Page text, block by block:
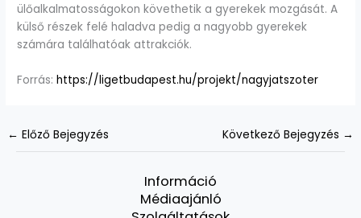
ülőalkalmatosságokon követhetik a gyerekek mozgását. A
külső részek felé haladva pedig a nagyobb gyerekek
számára találhatóak attrakciók.
Forrás:https://ligetbudapest.hu/projekt/nagyjatszoter
← Előző Bejegyzés Következő Bejegyzés →
Információ
Médiaajánló